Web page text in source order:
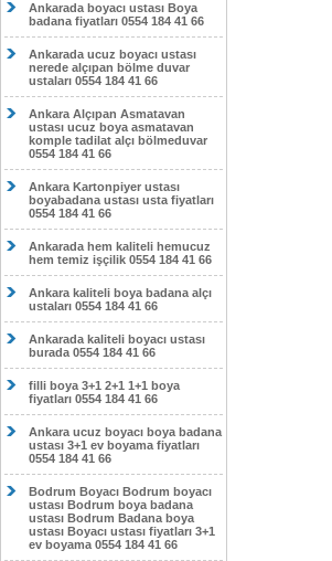
Ankarada boyacı ustası Boya
badana fiyatları 0554 184 41 66
Ankarada ucuz boyacı ustası
nerede alçıpan bölme duvar
ustaları 0554 184 41 66
Ankara Alçıpan Asmatavan
ustası ucuz boya asmatavan
komple tadilat alçı bölmeduvar
0554 184 41 66
Ankara Kartonpiyer ustası
boyabadana ustası usta fiyatları
0554 184 41 66
Ankarada hem kaliteli hemucuz
hem temiz işçilik 0554 184 41 66
Ankara kaliteli boya badana alçı
ustaları 0554 184 41 66
Ankarada kaliteli boyacı ustası
burada 0554 184 41 66
filli boya 3+1 2+1 1+1 boya
fiyatları 0554 184 41 66
Ankara ucuz boyacı boya badana
ustası 3+1 ev boyama fiyatları
0554 184 41 66
Bodrum Boyacı Bodrum boyacı
ustası Bodrum boya badana
ustası Bodrum Badana boya
ustası Boyacı ustası fiyatları 3+1
ev boyama 0554 184 41 66